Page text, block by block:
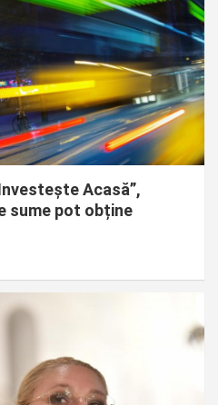
Acasă”,
sume pot obține